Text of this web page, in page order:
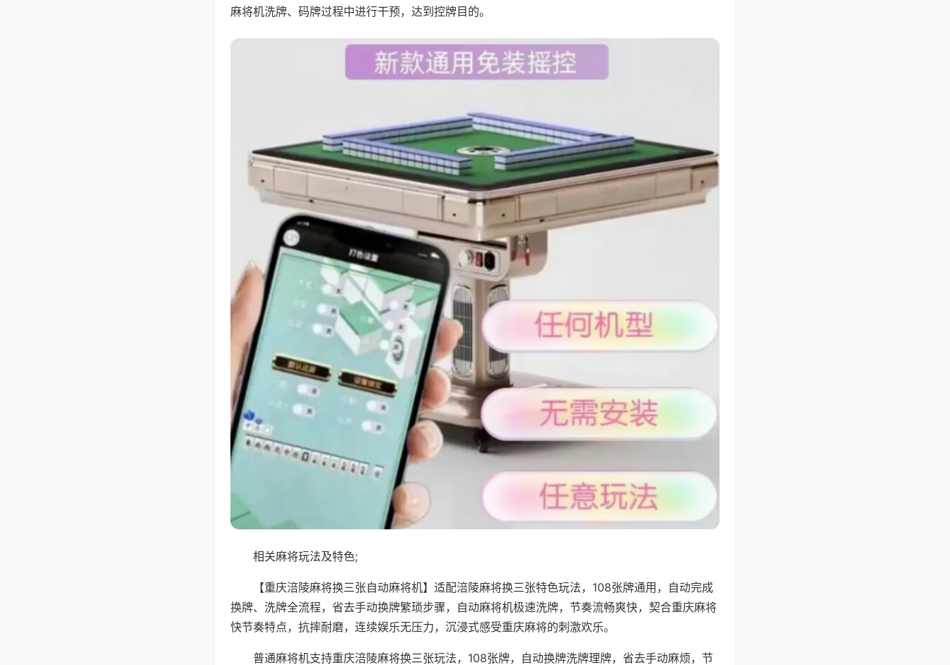
麻将机洗牌、码牌过程中进行干预，达到控牌目的。
相关麻将玩法及特色;
【重庆涪陵麻将换三张自动麻将机】适配涪陵麻将换三张特色玩法，108张牌通用，自动完成
换牌、洗牌全流程，省去手动换牌繁琐步骤，自动麻将机极速洗牌，节奏流畅爽快，契合重庆麻将
快节奏特点，抗摔耐磨，连续娱乐无压力，沉浸式感受重庆麻将的刺激欢乐。
普通麻将机支持重庆涪陵麻将换三张玩法，108张牌，自动换牌洗牌理牌，省去手动麻烦，节